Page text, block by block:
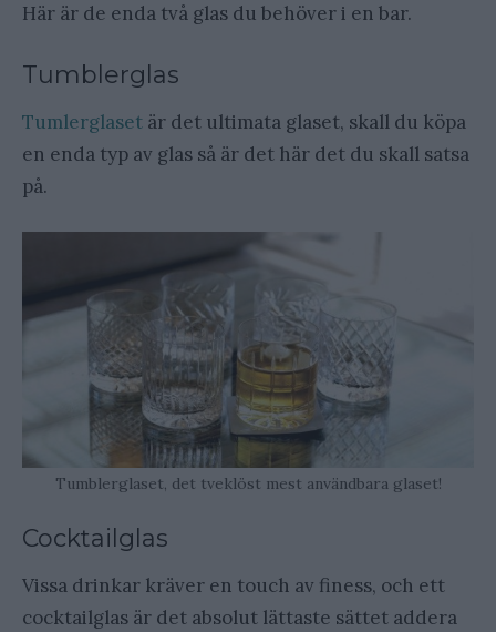
Här är de enda två glas du behöver i en bar.
Tumblerglas
Tumlerglaset är det ultimata glaset, skall du köpa
en enda typ av glas så är det här det du skall satsa
på.
Tumblerglaset, det tveklöst mest användbara glaset!
Cocktailglas
Vissa drinkar kräver en touch av finess, och ett
cocktailglas är det absolut lättaste sättet addera